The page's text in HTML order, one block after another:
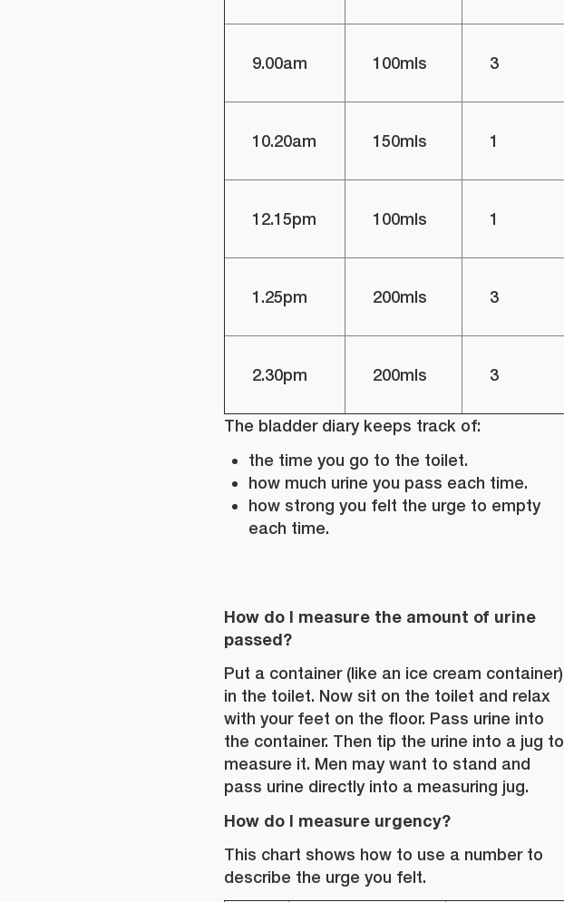
9.00am 100mls 3
10.20am 150mls 1
12.15pm 100mls 1
1.25pm 200mls 3
2.30pm 200mls 3
The bladder diary keeps track of:
the time you go to the toilet.
how much urine you pass each time.
how strong you felt the urge to empty
each time.
How do I measure the amount of urine
passed?
Put a container (like an ice cream container)
in the toilet. Now sit on the toilet and relax
with your feet on the floor. Pass urine into
the container. Then tip the urine into a jug to
measure it. Men may want to stand and
pass urine directly into a measuring jug.
How do I measure urgency?
This chart shows how to use a number to
describe the urge you felt.